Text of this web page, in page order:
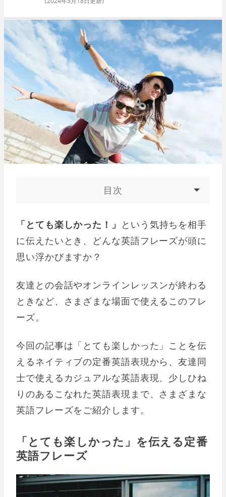
目次
「とても楽しかった！」 という気持ちを相手
に伝えたいとき、どんな英語フレーズが頭に
思い浮かびますか？
友達との会話やオンラインレッスンが終わる
ときなど、さまざまな場面で使えるこのフレ
ーズ。
今回の記事は「とても楽しかった」ことを伝
えるネイティブの定番英語表現から、友達同
士で使えるカジュアルな英語表現、少しひね
りのあるこなれた英語表現まで、さまざまな
英語フレーズをご紹介します。
「とても楽しかった」を伝える定番
英語フレーズ